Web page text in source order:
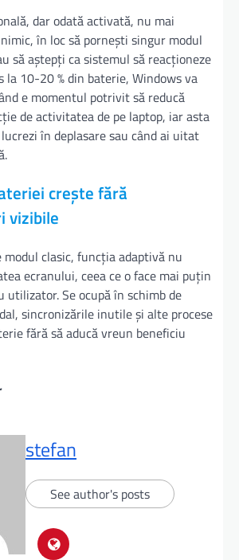
dar odată activată, nu mai
în loc să pornești singur modul
să aștepți ca sistemul să reacționeze
la 10-20 % din baterie, Windows va
e momentul potrivit să reducă
de activitatea de pe laptop, iar asta
în deplasare sau când ai uitat
crește fără
vizibile
modul clasic, funcția adaptivă nu
ecranului, ceea ce o face mai puțin
Se ocupă în schimb de
sincronizările inutile și alte procese
fără să aducă vreun beneficiu
stefan
See author's posts